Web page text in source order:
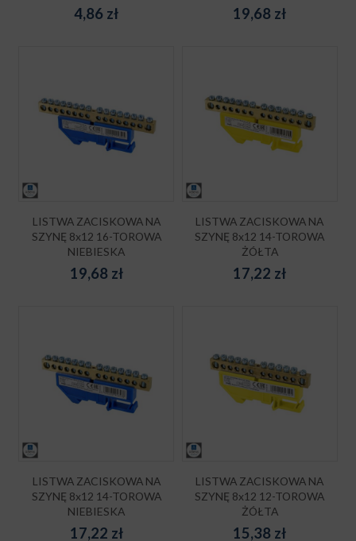
4,86 zł 19,68 zł
LISTWA ZACISKOWA NA
SZYNĘ 8x12 16-TOROWA
NIEBIESKA
19,68 zł
LISTWA ZACISKOWA NA
SZYNĘ 8x12 14-TOROWA
ŻÓŁTA
17,22 zł
LISTWA ZACISKOWA NA
SZYNĘ 8x12 14-TOROWA
NIEBIESKA
17,22 zł
LISTWA ZACISKOWA NA
SZYNĘ 8x12 12-TOROWA
ŻÓŁTA
15,38 zł